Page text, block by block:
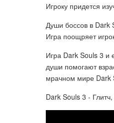
Игроку придется
Души боссов в Dark
Игра поощряет
Игра Dark Souls 3 и
души помогают
мрачном мире Dark
Dark Souls 3 -